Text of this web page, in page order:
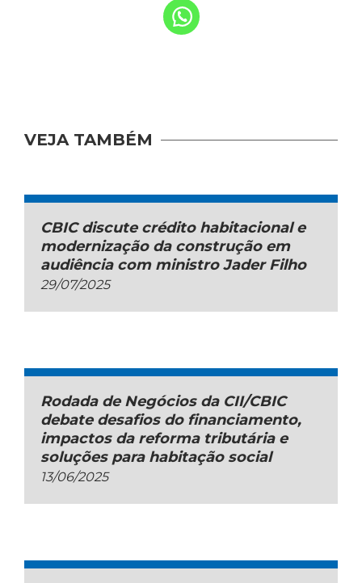
VEJA TAMBÉM
CBIC discute crédito habitacional e
modernização da construção em
audiência com ministro Jader Filho
29/07/2025
Rodada de Negócios da CII/CBIC
debate desafios do financiamento,
impactos da reforma tributária e
soluções para habitação social
13/06/2025